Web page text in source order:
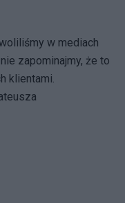
w mediach
zapominajmy, że to
klientami.